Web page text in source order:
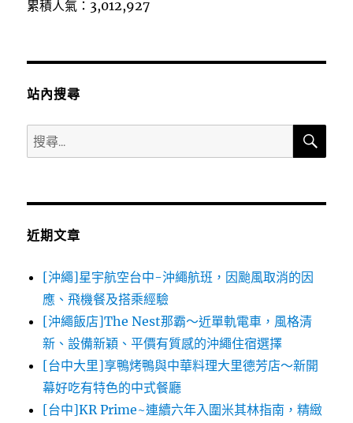
累積人氣：3,012,927
站內搜尋
搜
尋
鍵
搜
近期文章
[沖繩]星宇航空台中-沖繩航班，因颱風取消的因
應、飛機餐及搭乘經驗
[沖繩飯店]The Nest那霸～近單軌電車，風格清
新、設備新穎、平價有質感的沖繩住宿選擇
[台中大里]享鴨烤鴨與中華料理大里德芳店～新開
幕好吃有特色的中式餐廳
[台中]KR Prime~連續六年入圍米其林指南，精緻